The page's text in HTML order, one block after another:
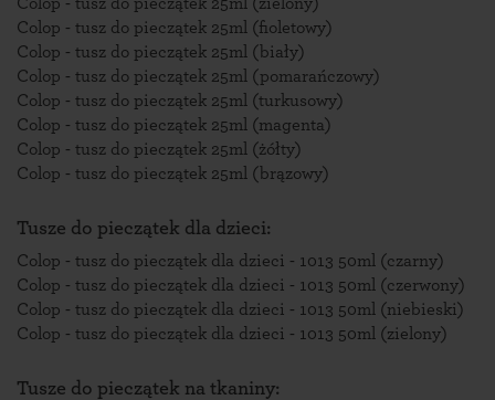
Colop - tusz do pieczątek 25ml (fioletowy)
Colop - tusz do pieczątek 25ml (biały)
Colop - tusz do pieczątek 25ml (pomarańczowy)
Colop - tusz do pieczątek 25ml (turkusowy)
Colop - tusz do pieczątek 25ml (magenta)
Colop - tusz do pieczątek 25ml (żółty)
Colop - tusz do pieczątek 25ml (brązowy)
Tusze do pieczątek dla dzieci:
Colop - tusz do pieczątek dla dzieci - 1013 50ml (czarny)
Colop - tusz do pieczątek dla dzieci - 1013 50ml (czerwony)
Colop - tusz do pieczątek dla dzieci - 1013 50ml (niebieski)
Colop - tusz do pieczątek dla dzieci - 1013 50ml (zielony)
Tusze do pieczątek na tkaniny: